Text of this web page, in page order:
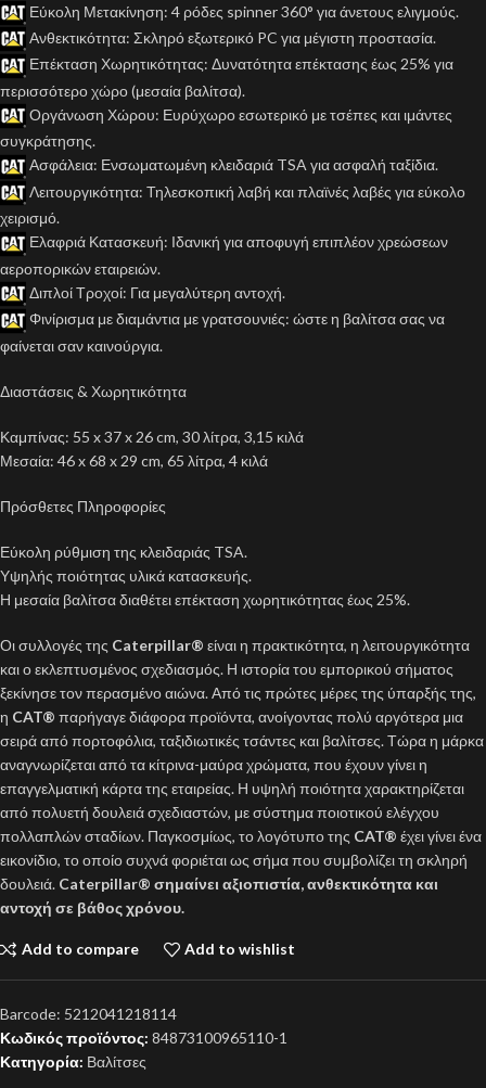
Εύκολη Μετακίνηση: 4 ρόδες spinner 360° για άνετους ελιγμούς.
Ανθεκτικότητα: Σκληρό εξωτερικό PC για μέγιστη προστασία.
Επέκταση Χωρητικότητας: Δυνατότητα επέκτασης έως 25% για
περισσότερο χώρο (μεσαία βαλίτσα).
Οργάνωση Χώρου: Ευρύχωρο εσωτερικό με τσέπες και ιμάντες
συγκράτησης.
Ασφάλεια: Ενσωματωμένη κλειδαριά TSA για ασφαλή ταξίδια.
Λειτουργικότητα: Τηλεσκοπική λαβή και πλαϊνές λαβές για εύκολο
χειρισμό.
Ελαφριά Κατασκευή: Ιδανική για αποφυγή επιπλέον χρεώσεων
αεροπορικών εταιρειών.
Διπλοί Τροχοί: Για μεγαλύτερη αντοχή.
Φινίρισμα με διαμάντια με γρατσουνιές: ώστε η βαλίτσα σας να
φαίνεται σαν καινούργια.
Διαστάσεις & Χωρητικότητα
Καμπίνας: 55 x 37 x 26 cm, 30 λίτρα, 3,15 κιλά
Μεσαία: 46 x 68 x 29 cm, 65 λίτρα, 4 κιλά
Πρόσθετες Πληροφορίες
Εύκολη ρύθμιση της κλειδαριάς TSA.
Υψηλής ποιότητας υλικά κατασκευής.
Η μεσαία βαλίτσα διαθέτει επέκταση χωρητικότητας έως 25%.
Οι συλλογές της Caterpillar® είναι η πρακτικότητα, η λειτουργικότητα
και ο εκλεπτυσμένος σχεδιασμός. Η ιστορία του εμπορικού σήματος
ξεκίνησε τον περασμένο αιώνα. Από τις πρώτες μέρες της ύπαρξής της,
η CAT® παρήγαγε διάφορα προϊόντα, ανοίγοντας πολύ αργότερα μια
σειρά από πορτοφόλια, ταξιδιωτικές τσάντες και βαλίτσες. Τώρα η μάρκα
αναγνωρίζεται από τα κίτρινα-μαύρα χρώματα, που έχουν γίνει η
επαγγελματική κάρτα της εταιρείας. Η υψηλή ποιότητα χαρακτηρίζεται
από πολυετή δουλειά σχεδιαστών, με σύστημα ποιοτικού ελέγχου
πολλαπλών σταδίων. Παγκοσμίως, το λογότυπο της CAT® έχει γίνει ένα
εικονίδιο, το οποίο συχνά φοριέται ως σήμα που συμβολίζει τη σκληρή
δουλειά. Caterpillar® σημαίνει αξιοπιστία, ανθεκτικότητα και
αντοχή σε βάθος χρόνου.
Add to compare Add to wishlist
Barcode: 5212041218114
Κωδικός προϊόντος: 84873100965110-1
Κατηγορία: Βαλίτσες